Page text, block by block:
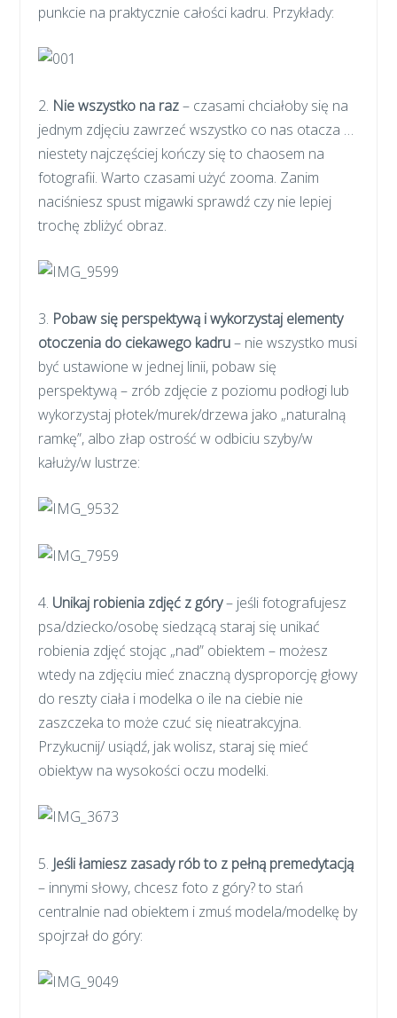
punkcie na praktycznie całości kadru. Przykłady:
2. Nie wszystko na raz– czasami chciałoby się na
jednym zdjęciu zawrzeć wszystko co nas otacza …
niestety najczęściej kończy się to chaosem na
fotografii. Warto czasami użyć zooma. Zanim
naciśniesz spust migawki sprawdź czy nie lepiej
trochę zbliżyć obraz.
3. Pobaw się perspektywą i wykorzystaj elementy
otoczenia do ciekawego kadru– nie wszystko musi
być ustawione w jednej linii, pobaw się
perspektywą – zrób zdjęcie z poziomu podłogi lub
wykorzystaj płotek/murek/drzewa jako „naturalną
ramkę”, albo złap ostrość w odbiciu szyby/w
kałuży/w lustrze:
4. Unikaj robienia zdjęć z góry– jeśli fotografujesz
psa/dziecko/osobę siedzącą staraj się unikać
robienia zdjęć stojąc „nad” obiektem – możesz
wtedy na zdjęciu mieć znaczną dysproporcję głowy
do reszty ciała i modelka o ile na ciebie nie
zaszczeka to może czuć się nieatrakcyjna.
Przykucnij/ usiądź, jak wolisz, staraj się mieć
obiektyw na wysokości oczu modelki.
5. Jeśli łamiesz zasady rób to z pełną premedytacją
– innymi słowy, chcesz foto z góry? to stań
centralnie nad obiektem i zmuś modela/modelkę by
spojrzał do góry: